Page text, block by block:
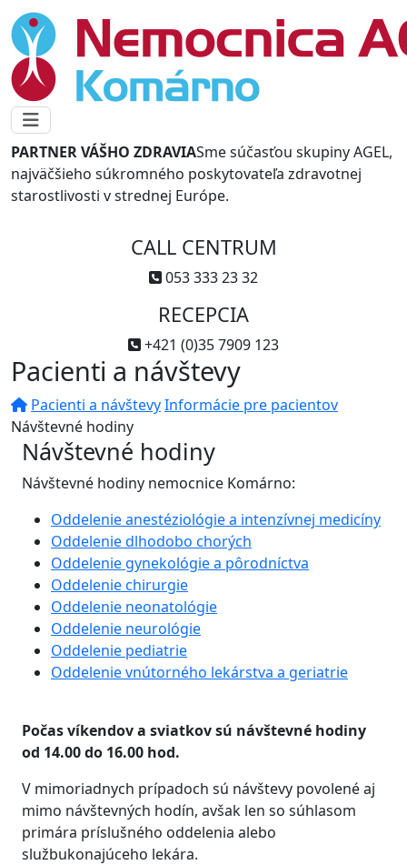
PARTNER VÁŠHO ZDRAVIASme súčasťou skupiny AGEL,
najväčšieho súkromného poskytovateľa zdravotnej
starostlivosti v strednej Európe.
CALL CENTRUM
053 333 23 32
RECEPCIA
+421 (0)35 7909 123
Pacienti a návštevy
Pacienti a návštevyInformácie pre pacientov
Návštevné hodiny
Návštevné hodiny
Návštevné hodiny nemocnice Komárno:
Oddelenie anestéziológie a intenzívnej medicíny
Oddelenie dlhodobo chorých
Oddelenie gynekológie a pôrodníctva
Oddelenie chirurgie
Oddelenie neonatológie
Oddelenie neurológie
Oddelenie pediatrie
Oddelenie vnútorného lekárstva a geriatrie
Počas víkendov a sviatkov sú návštevné hodiny
od 14.00 do 16.00 hod.
V mimoriadnych prípadoch sú návštevy povolené aj
mimo návštevných hodín, avšak len so súhlasom
primára príslušného oddelenia alebo
službukonajúceho lekára.